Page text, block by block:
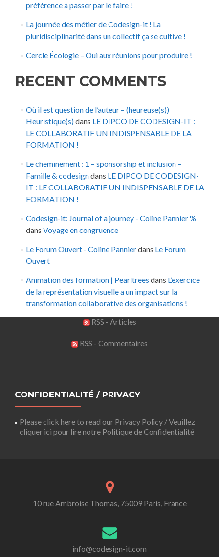
préférence à passer par le faire !
La journée des métier de Codesign-it ! La
pluridisciplinarité dans un collectif ça se cultive !
Cercle Écologie – Oui aux réunions pour produire !
RECENT COMMENTS
Où il est question de l’auteur – (heureuse(s))
Heuristique(s)dans LE DIPCO DE CODESIGN-IT :
LE COLLABORATIF UN INDISPENSABLE DE LA
FORMATION !
Le cheminement : 1 – sponsorship et inclusion –
Famille & codesigndans LE DIPCO DE CODESIGN-
IT : LE COLLABORATIF UN INDISPENSABLE DE LA
FORMATION !
Codesign-it: Journal of a journey - Coline Pannier %
dans Voyage en congruence
Le Forum Ouvert - Coline Pannierdans Le Forum
Ouvert
Animation des formation | Pearltrees dans L’exercice
de la représentation visuelle a un impact sur la
transformation collaborative des organisations !
RSS - Articles
RSS - Commentaires
CONFIDENTIALITÉ / PRIVACY
Please click here to read our Privacy Policy / Veuillez
cliquer ici pour lire notre Politique de Confidentialité
10 rue Ambroise Thomas, 75009 Paris, France
info@codesign-it.com